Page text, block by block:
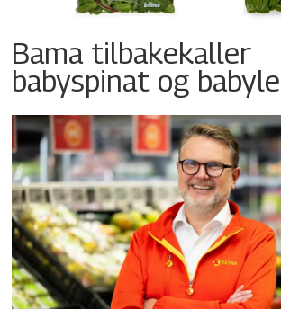
Bama tilbakekaller
babyspinat og